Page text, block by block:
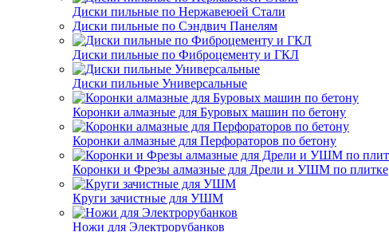
Диски пильные по Нержавеюей Стали
Диски пильные по Сэндвич Панелям
Диски пильные по Фиброцементу и ГКЛ
Диски пильные Универсальные
Коронки алмазные для Буровых машин по бетону
Коронки алмазные для Перфораторов по бетону
Коронки и Фрезы алмазные для Дрели и УШМ по плитке
Круги зачистные для УШМ
Ножи для Электрорубанков